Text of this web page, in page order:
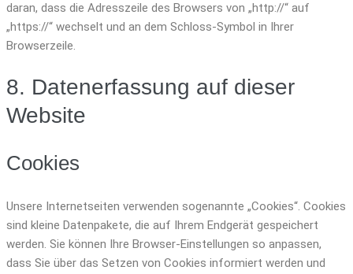
daran, dass die Adresszeile des Browsers von „http://“ auf
„https://“ wechselt und an dem Schloss-Symbol in Ihrer
Browserzeile.
8. Datenerfassung auf dieser
Website
Cookies
Unsere Internetseiten verwenden sogenannte „Cookies“. Cookies
sind kleine Datenpakete, die auf Ihrem Endgerät gespeichert
werden. Sie können Ihre Browser-Einstellungen so anpassen,
dass Sie über das Setzen von Cookies informiert werden und